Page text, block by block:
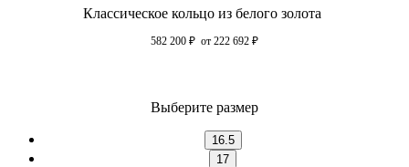
Классическое кольцо из белого золота
582 200 ₽ от 222 692 ₽
Выберите размер
16.5
17